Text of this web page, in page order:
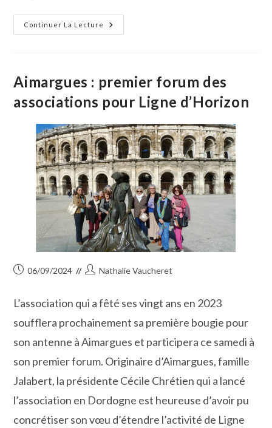
Continuer La Lecture
À
La
Aimargues
Aimargues : premier forum des
associations pour Ligne d’Horizon
Publication
06/09/2024
Auteur/autrice
publication :
Nathalie Vaucheret
L’association qui a fêté ses vingt ans en 2023
soufflera prochainement sa première bougie pour
son antenne à Aimargues et participera ce samedi à
son premier forum. Originaire d’Aimargues, famille
Jalabert, la présidente Cécile Chrétien qui a lancé
l’association en Dordogne est heureuse d’avoir pu
concrétiser son vœu d’étendre l’activité de Ligne